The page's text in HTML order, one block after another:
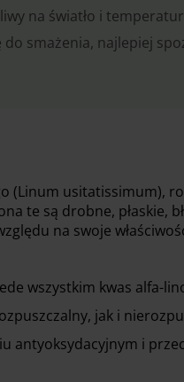
na światło i
smażenia, najlepiej
(Linum usitatissimum),
te są drobne, płaskie,
na swoje
wszystkim kwas alfa-
jak i
antyoksydacyjnym i